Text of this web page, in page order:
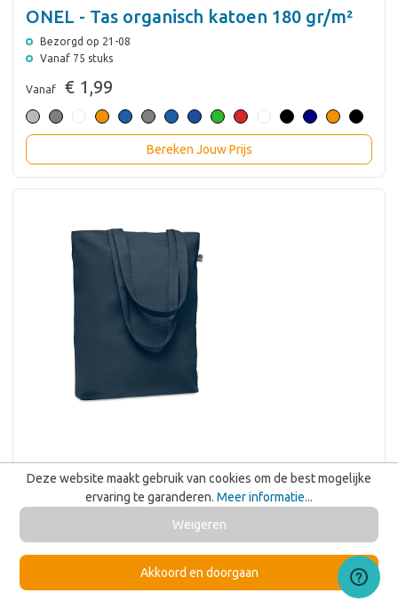
ONEL - Tas organisch katoen 180 gr/m²
Bezorgd op 21-08
Vanaf 75 stuks
Vanaf € 1,99
Bereken Jouw Prijs
COCO - Boodschappentas 270 gr/m²
Bezorgd op 21-08
Deze website maakt gebruik van cookies om de best mogelijke
ervaring te garanderen. Meer informatie...
Weigeren
Akkoord en doorgaan